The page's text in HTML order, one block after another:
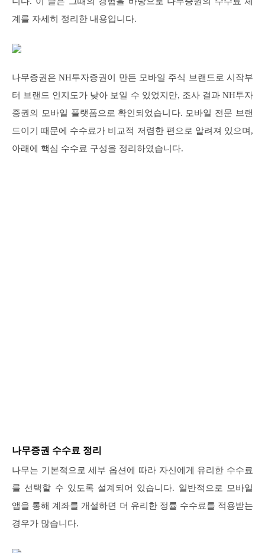
계를 자세히 정리한 내용입니다.
나무증권은 NH투자증권이 만든 모바일 주식 브랜드로 시작부
터 브랜드 인지도가 낮아 보일 수 있었지만, 조사 결과 NH투자
증권의 모바일 플랫폼으로 확인되었습니다. 모바일 전문 브랜
드이기 때문에 수수료가 비교적 저렴한 편으로 알려져 있으며,
아래에 핵심 수수료 구성을 정리하였습니다.
나무증권 수수료 정리
나무는 기본적으로 세부 옵션에 따라 자신에게 유리한 수수료
를 선택할 수 있도록 설계되어 있습니다. 일반적으로 모바일
앱을 통해 계좌를 개설하면 더 유리한 정률 수수료를 적용받는
경우가 많습니다.